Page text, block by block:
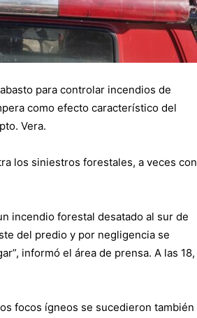
para controlar incendios de
como efecto característico del
Vera.
los siniestros forestales, a veces con
incendio forestal desatado al sur de
del predio y por negligencia se
informó el área de prensa. A las 18,
focos ígneos se sucedieron también